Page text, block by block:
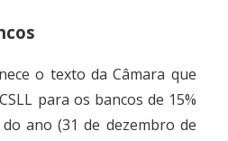
o texto da Câmara que
para os bancos de 15%
ano (31 de dezembro de